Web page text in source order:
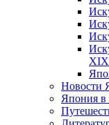
XIX
Новости
Япония в